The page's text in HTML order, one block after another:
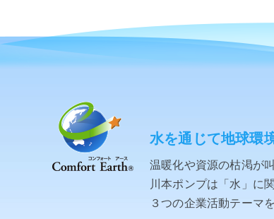
水を通じて地球環
温暖化や資源の枯渇が
川本ポンプは「水」に
３つの企業活動テーマ